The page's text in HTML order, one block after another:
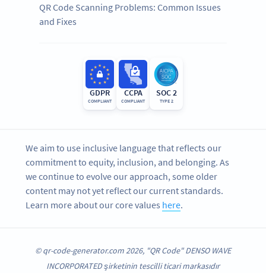
QR Code Scanning Problems: Common Issues
and Fixes
GDPR
COMPLIANT
CCPA
COMPLIANT
SOC 2
TYPE 2
We aim to use inclusive language that reflects our
commitment to equity, inclusion, and belonging. As
we continue to evolve our approach, some older
content may not yet reflect our current standards.
Learn more about our core values here.
© qr-code-generator.com 2026, "QR Code" DENSO WAVE
INCORPORATED şirketinin tescilli ticari markasıdır